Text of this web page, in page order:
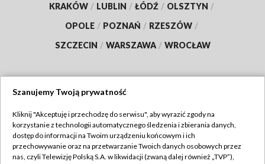
KRAKÓW / LUBLIN / ŁÓDŹ / OLSZTYN /
OPOLE / POZNAŃ / RZESZÓW /
SZCZECIN / WARSZAWA / WROCŁAW
TVP
Abonament TVP
Regulamin TVP
Szanujemy Twoją prywatność
Kliknij "Akceptuję i przechodzę do serwisu", aby wyrazić zgody na
korzystanie z technologii automatycznego śledzenia i zbierania danych,
dostęp do informacji na Twoim urządzeniu końcowym i ich
przechowywanie oraz na przetwarzanie Twoich danych osobowych przez
nas, czyli Telewizję Polską S.A. w likwidacji (zwaną dalej również „TVP”),